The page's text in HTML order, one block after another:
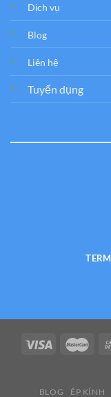
Dịch vụ
Blog
Liên hệ
Tuyển dụng
BLOG ÉP KÍNH